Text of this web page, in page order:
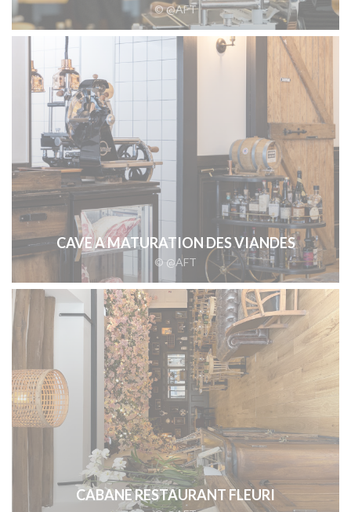
© @AFT
CAVE A MATURATION DES VIANDES
© @AFT
CABANE RESTAURANT FLEURI